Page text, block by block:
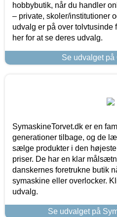
hobbybutik, når du handler
– private, skoler/institutioner
udvalg er på over tolvtusinde
her for at se deres udvalg.
Se udvalget på
SymaskineTorvet.dk er en
generationer tilbage, og de
sælge produkter i den
priser. De har en klar
danskernes foretrukne butik
symaskine eller overlocker.
udvalg.
Se udvalget på